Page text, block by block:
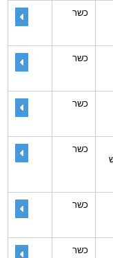
כשר
כשר
כשר
כשר
כשר
כשר